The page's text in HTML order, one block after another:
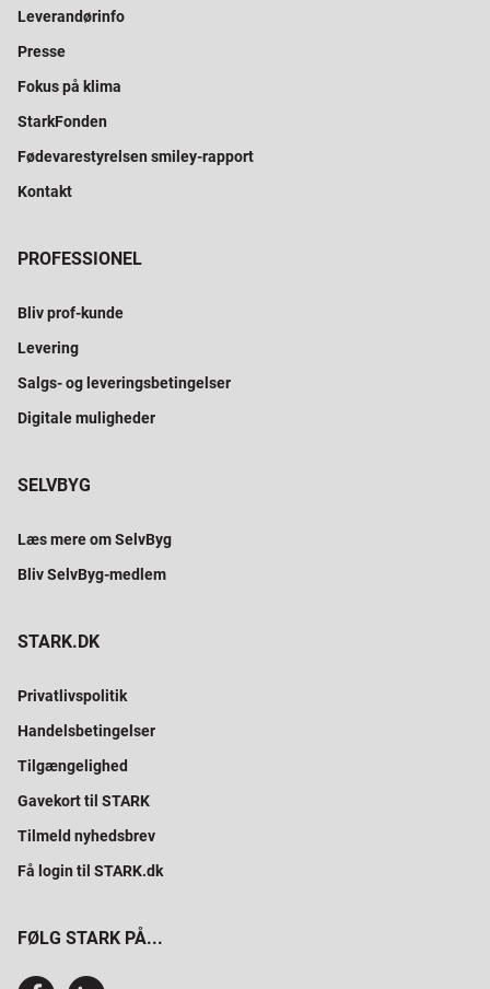
Leverandørinfo
Presse
Fokus på klima
StarkFonden
Fødevarestyrelsen smiley-rapport
Kontakt
PROFESSIONEL
Bliv prof-kunde
Levering
Salgs- og leveringsbetingelser
Digitale muligheder
SELVBYG
Læs mere om SelvByg
Bliv SelvByg-medlem
STARK.DK
Privatlivspolitik
Handelsbetingelser
Tilgængelighed
Gavekort til STARK
Tilmeld nyhedsbrev
Få login til STARK.dk
FØLG STARK PÅ...